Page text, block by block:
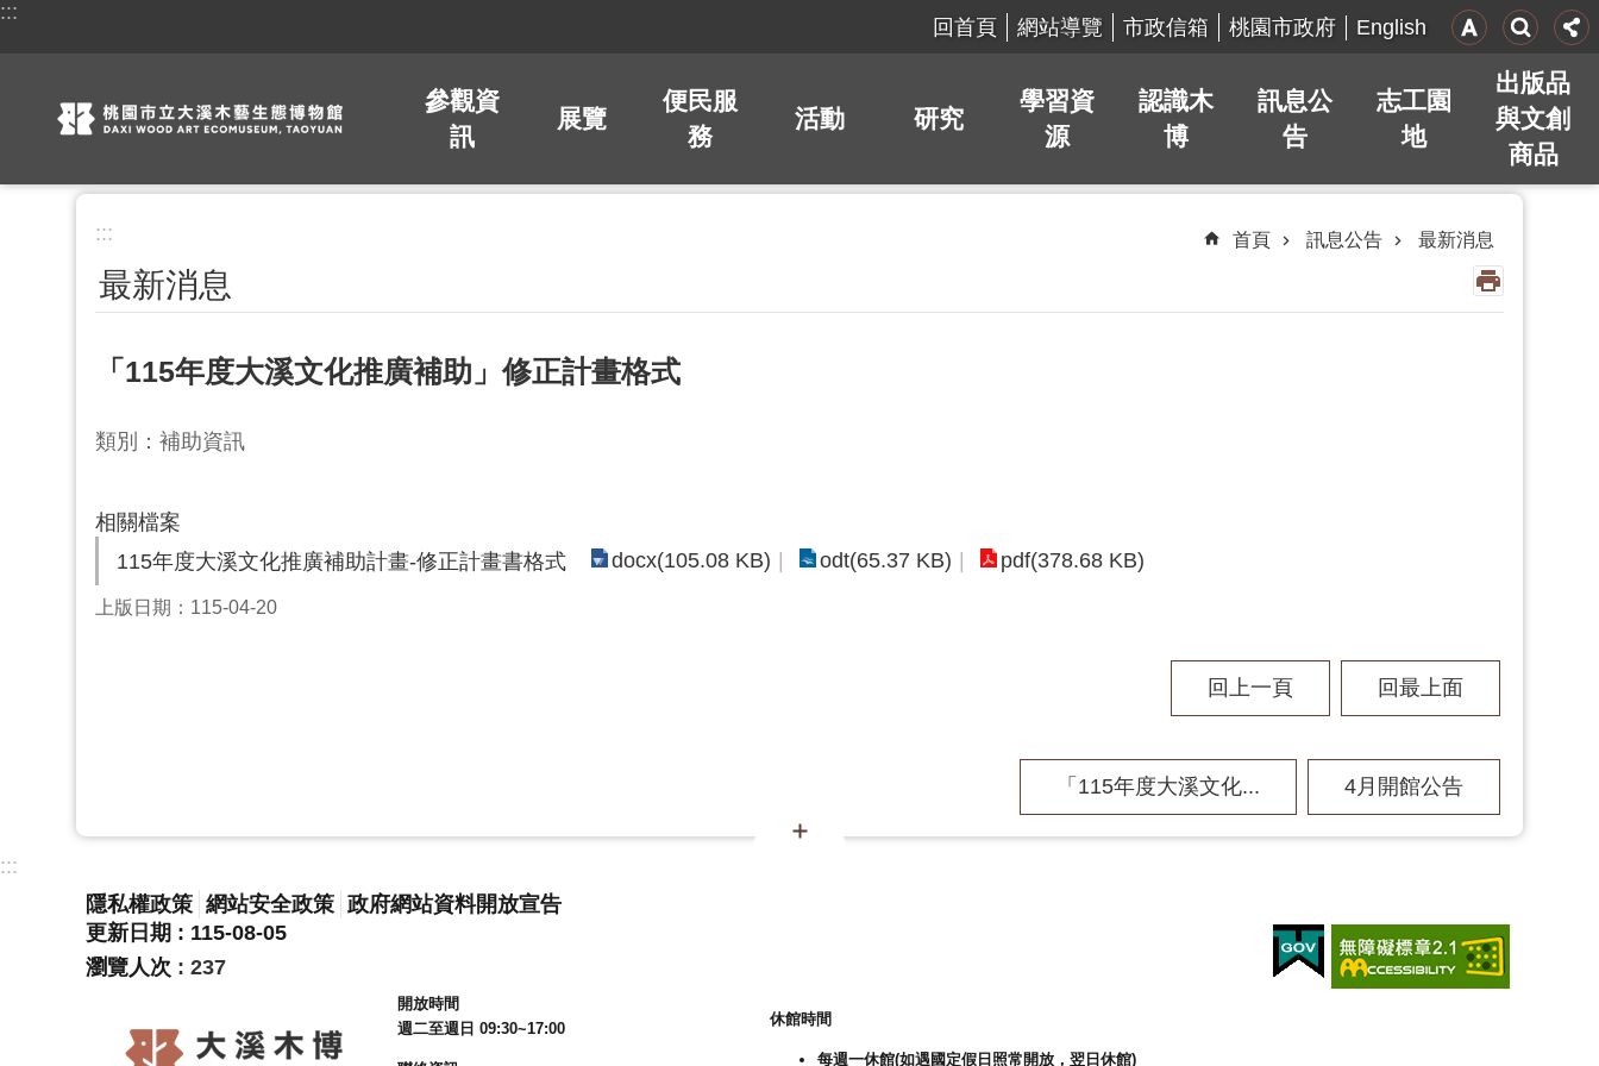
跳到主要內容區塊
:::
回首頁 網站導覽 市政信箱 桃園市政府 English
參觀資
訊
展覽
便民服
務
活動 研究
學習資
源
認識木
博
訊息公
告
志工園
地
出版品
與文創
商品
::: 首頁 訊息公告 最新消息
最新消息
「115年度大溪文化推廣補助」修正計畫格式
類別：補助資訊
相關檔案
115年度大溪文化推廣補助計畫-修正計畫書格式
docx(105.08 KB) odt(65.37 KB) pdf(378.68 KB)
上版日期：115-04-20
回上一頁 回最上面
「115年度大溪文化... 4月開館公告
:::
隱私權政策 網站安全政策 政府網站資料開放宣告
更新日期
115-08-05
瀏覽人次
237
開放時間
週二至週日 09:30~17:00
休館時間
每週一休館(如遇國定假日照常開放，翌日休館)